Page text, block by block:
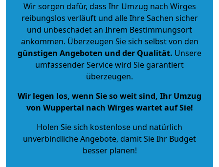
Wir sorgen dafür, dass Ihr Umzug nach Wirges
reibungslos verläuft und alle Ihre Sachen sicher
und unbeschadet an Ihrem Bestimmungsort
ankommen. Überzeugen Sie sich selbst von den
günstigen Angeboten und der Qualität. Unsere
umfassender Service wird Sie garantiert
überzeugen.
Wir legen los, wenn Sie so weit sind, Ihr Umzug
von Wuppertal nach Wirges wartet auf Sie!
Holen Sie sich kostenlose und natürlich
unverbindliche Angebote, damit Sie Ihr Budget
besser planen!